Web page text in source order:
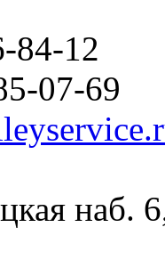
84-12
07-69
наб.